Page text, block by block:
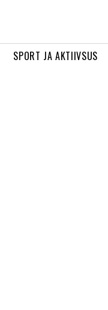
SPORT JA AKTIIVSUS